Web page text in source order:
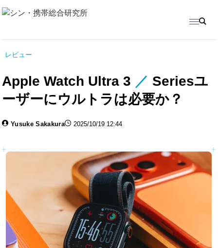
レビュー
Apple Watch Ultra 3 ／ Seriesユ
ーザーにウルトラは必要か？
Yusuke Sakakura 2025/10/19 12:44